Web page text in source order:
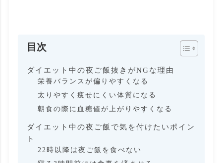
目次
ダイエット中の夜ご飯抜きがNGな理由
栄養バランスが偏りやすくなる
太りやすく痩せにくい体質になる
朝食の際に血糖値が上がりやすくなる
ダイエット中の夜ご飯で気を付けたいポイン
ト
22時以降は夜ご飯を食べない